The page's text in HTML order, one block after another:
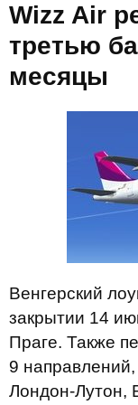
Wizz Air
третью
месяцы
Венгерский
закрытии 14
Праге. Также
9
Лондон-Лутон,